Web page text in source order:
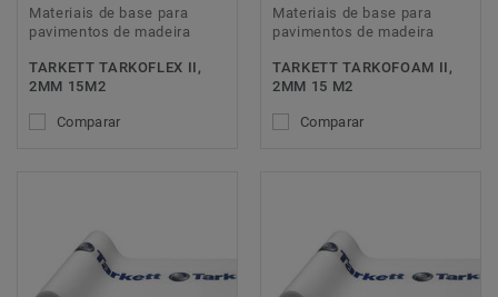
Materiais de base para
pavimentos de madeira
TARKETT TARKOFLEX II,
2MM 15M2
Comparar
Materiais de base para
pavimentos de madeira
TARKETT TARKOFOAM II,
2MM 15 M2
Comparar